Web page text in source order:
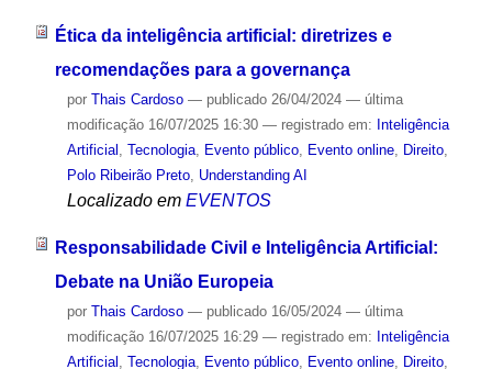
Ética da inteligência artificial: diretrizes e
recomendações para a governança
por Thais Cardoso — publicado26/04/2024 — última
modificação16/07/2025 16:30 — registrado em: Inteligência
Artificial , Tecnologia, Evento público, Evento online, Direito,
Polo Ribeirão Preto, Understanding AI
Localizado em EVENTOS
Responsabilidade Civil e Inteligência Artificial:
Debate na União Europeia
por Thais Cardoso — publicado16/05/2024 — última
modificação16/07/2025 16:29 — registrado em: Inteligência
Artificial Tecnologia, Evento público, Evento online, Direito,